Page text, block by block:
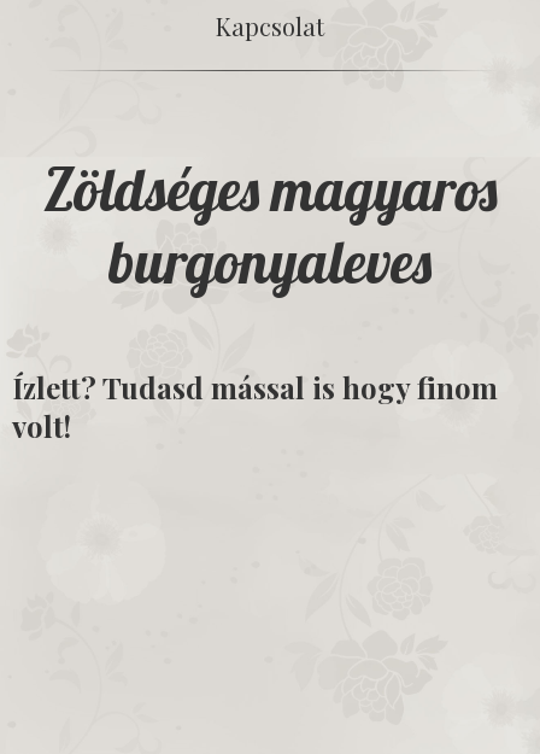
Kapcsolat
Zöldséges magyaros
burgonyaleves
Ízlett? Tudasd mással is hogy finom
volt!